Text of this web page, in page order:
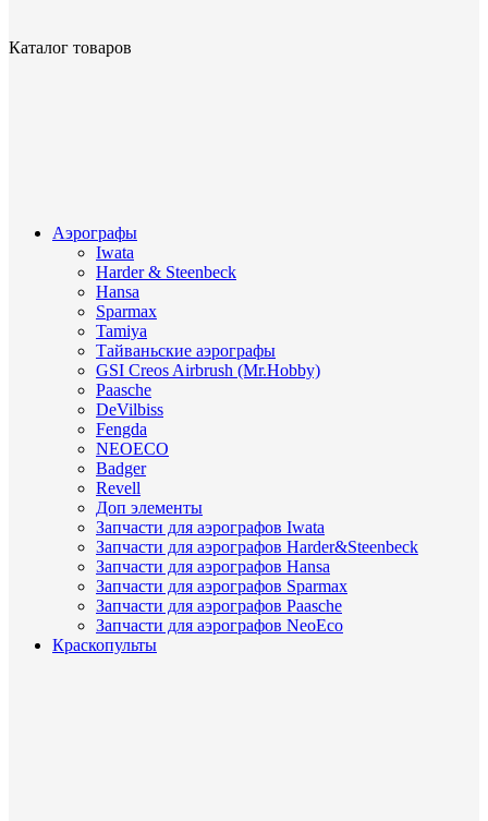
Каталог товаров
Аэрографы
Iwata
Harder & Steenbeck
Hansa
Sparmax
Tamiya
Тайваньские аэрографы
GSI Creos Airbrush (Mr.Hobby)
Paasche
DeVilbiss
Fengda
NEOECO
Badger
Revell
Доп элементы
Запчасти для аэрографов Iwata
Запчасти для аэрографов Harder&Steenbeck
Запчасти для аэрографов Hansa
Запчасти для аэрографов Sparmax
Запчасти для аэрографов Paasche
Запчасти для аэрографов NeoEco
Краскопульты